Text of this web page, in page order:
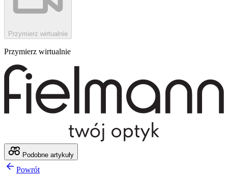
Przymierz wirtualnie
Przymierz wirtualnie
Podobne artykuły
Powrót